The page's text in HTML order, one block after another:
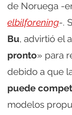
de Noruega -
elbilforening-.
Bu, advirtió el
pronto» para
debido a que
puede
modelos